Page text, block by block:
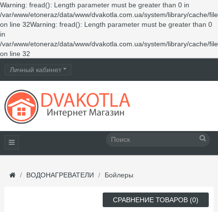
Warning: fread(): Length parameter must be greater than 0 in
/var/www/etoneraz/data/www/dvakotla.com.ua/system/library/cache/
on line 32Warning: fread(): Length parameter must be greater than 0
in
/var/www/etoneraz/data/www/dvakotla.com.ua/system/library/cache/
on line 32
Личный кабинет
ВОДОНАГРЕВАТЕЛИ Бойлеры
СРАВНЕНИЕ ТОВАРОВ (0)